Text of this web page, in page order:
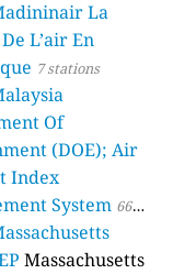
La
L’air En
7 stations
Of
(DOE); Air
Index
System 66
Massachusetts